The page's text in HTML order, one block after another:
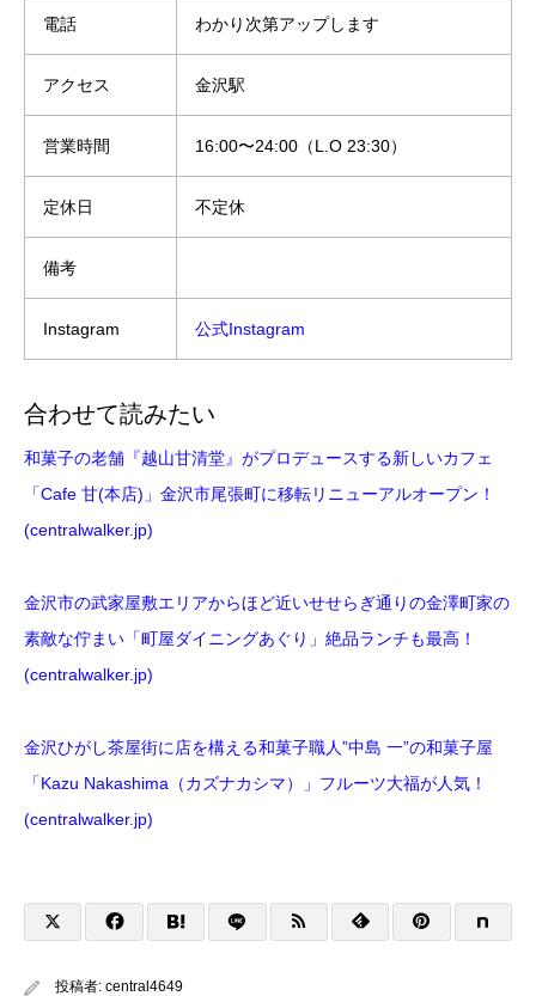
電話 わかり次第アップします
アクセス 金沢駅
営業時間 16:00〜24:00（L.O 23:30）
定休日 不定休
備考
Instagram 公式Instagram
合わせて読みたい
和菓子の老舗『越山甘清堂』がプロデュースする新しいカフェ
「Cafe 甘(本店)」金沢市尾張町に移転リニューアルオープン！
(centralwalker.jp)
金沢市の武家屋敷エリアからほど近いせせらぎ通りの金澤町家の
素敵な佇まい「町屋ダイニングあぐり」絶品ランチも最高！
(centralwalker.jp)
金沢ひがし茶屋街に店を構える和菓子職人”中島 一”の和菓子屋
「Kazu Nakashima（カズナカシマ）」フルーツ大福が人気！
(centralwalker.jp)
投稿者: central4649